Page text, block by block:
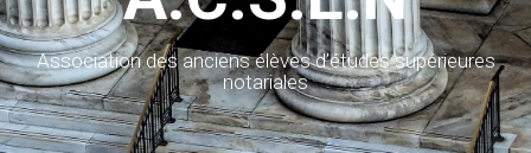
Association des anciens élèves d’études supérieures
notariales